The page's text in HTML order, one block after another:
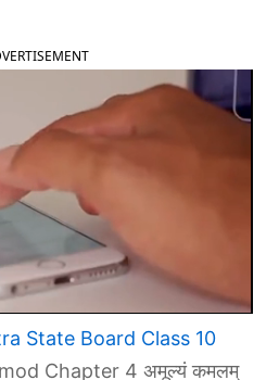
State Board Class 10
Chapter 4 अमूल्यं कमलम्